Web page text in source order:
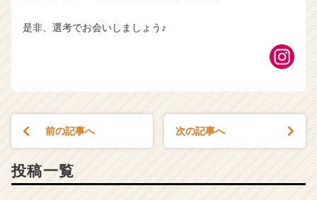
是非、選考でお会いしましょう♪
前の記事へ 次の記事へ
投稿一覧